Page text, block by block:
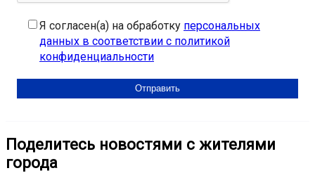
Я согласен(а) на обработку персональных
данных в соответствии с политикой
конфиденциальности
Поделитесь новостями с жителями
города